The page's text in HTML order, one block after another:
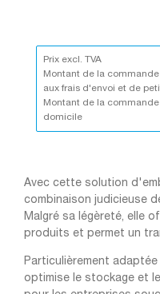
Prix excl. TVA
Montant de la
aux frais d'envoi et de
Montant de la
domicile
Avec cette solution
combinaison judicieuse
Malgré sa légèreté, elle
produits et permet un
Particulièrement
optimise le stockage et